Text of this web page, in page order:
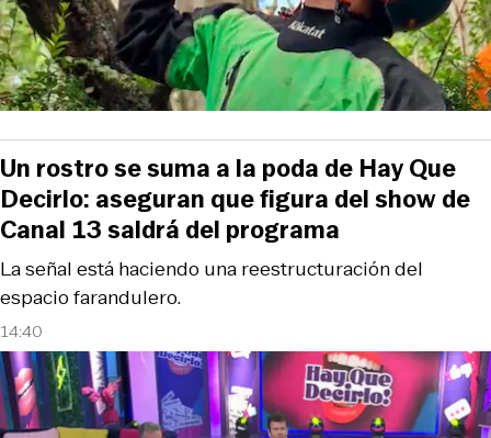
14:40
La señal está haciendo una reestructuración del
espacio farandulero.
Un rostro se suma a la poda de Hay Que
Decirlo: aseguran que figura del show de
Canal 13 saldrá del programa